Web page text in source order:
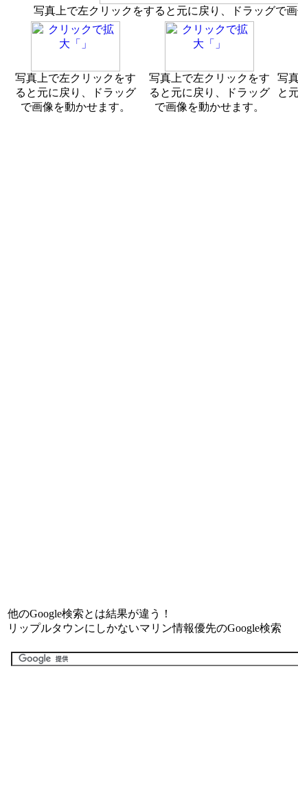
写真上で左クリックをすると元に戻り、ドラッグで画
写真上で左クリックをす
ると元に戻り、ドラッグ
で画像を動かせます。
写真上で左クリックをす
ると元に戻り、ドラッグ
で画像を動かせます。
写
と
他のGoogle検索とは結果が違う！
リップルタウンにしかないマリン情報優先のGoogle検索